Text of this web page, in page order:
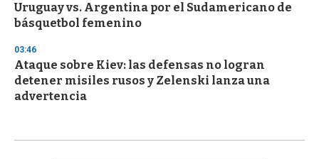
Uruguay vs. Argentina por el Sudamericano de
básquetbol femenino
03:46
Ataque sobre Kiev: las defensas no logran
detener misiles rusos y Zelenski lanza una
advertencia